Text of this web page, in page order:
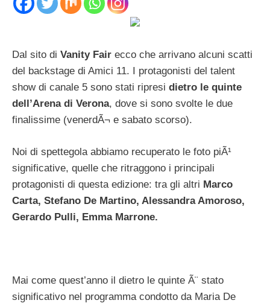
Dal sito di Vanity Fair ecco che arrivano alcuni scatti
del backstage di Amici 11. I protagonisti del talent
show di canale 5 sono stati ripresi dietro le quinte
dell’Arena di Verona, dove si sono svolte le due
finalissime (venerdÃ¬ e sabato scorso).
Noi di spettegola abbiamo recuperato le foto piÃ¹
significative, quelle che ritraggono i principali
protagonisti di questa edizione: tra gli altri Marco
Carta, Stefano De Martino, Alessandra Amoroso,
Gerardo Pulli, Emma Marrone.
Mai come quest’anno il dietro le quinte Ã¨ stato
significativo nel programma condotto da Maria De